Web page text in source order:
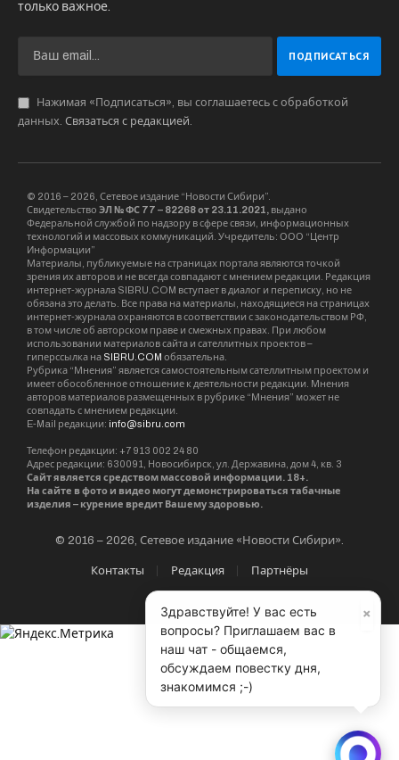
только важное.
Нажимая «Подписаться», вы соглашаетесь с обработкой
данных. Связаться с редакцией
© 2016 – 2026, Сетевое издание “Новости Сибири”.
Свидетельство ЭЛ № ФС 77 – 82268 от 23.11.2021, выдано
Федеральной службой по надзору в сфере связи, информационных
технологий и массовых коммуникаций. Учредитель: ООО “Центр
Информации”
Материалы, публикуемые на страницах портала являются точкой
зрения их авторов и не всегда совпадают с мнением редакции. Редакция
интернет-журнала SIBRU.COM вступает в диалог и переписку, но не
обязана это делать. Все права на материалы, находящиеся на страницах
интернет-журнала охраняются в соответствии с законодательством РФ,
в том числе об авторском праве и смежных правах. При любом
использовании материалов сайта и сателлитных проектов –
гиперссылка на SIBRU.COM обязательна.
Рубрика “Мнения” является самостоятельным сателлитным проектом и
имеет обособленное отношение к деятельности редакции. Мнения
авторов материалов размещенных в рубрике “Мнения” может не
совпадать с мнением редакции.
E-Mail редакции: info@sibru.com
Телефон редакции: +7 913 002 24 80
Адрес редакции: 630091, Новосибирск, ул. Державина, дом 4, кв. 3
Сайт является средством массовой информации. 18+.
На сайте в фото и видео могут демонстрироваться табачные
изделия – курение вредит Вашему здоровью.
© 2016 – 2026, Сетевое издание «Новости Сибири».
Контакты Редакция Партнёры
×
Здравствуйте! У вас есть
вопросы? Приглашаем вас в
наш чат - общаемся,
обсуждаем повестку дня,
знакомимся ;-)